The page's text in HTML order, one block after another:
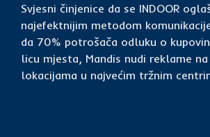
Svjesni činjenice da se INDOOR
najefektnijim metodom
da 70% potrošača odluku o
licu mjesta, Mandis nudi reklame
lokacijama u najvećim tržnim